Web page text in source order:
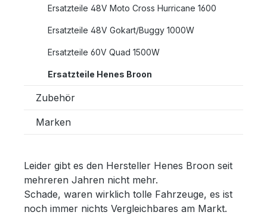
Ersatzteile 48V Moto Cross Hurricane 1600
Ersatzteile 48V Gokart/Buggy 1000W
Ersatzteile 60V Quad 1500W
Ersatzteile Henes Broon
Zubehör
Marken
Leider gibt es den Hersteller Henes Broon seit
mehreren Jahren nicht mehr.
Schade, waren wirklich tolle Fahrzeuge, es ist
noch immer nichts Vergleichbares am Markt.